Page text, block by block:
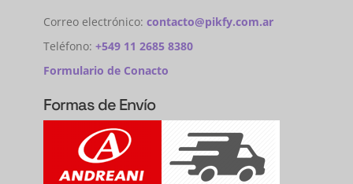
Correo electrónico: contacto@pikfy.com.ar
Teléfono: +549 11 2685 8380
Formulario de Conacto
Formas de Envío